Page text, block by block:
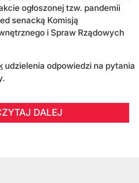
ogłoszonej tzw. pandemii
senacką Komisją
i Spraw Rządowych
udzielenia odpowiedzi na pytania
DALEJ